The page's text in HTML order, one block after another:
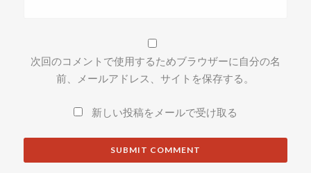
次回のコメントで使用するためブラウザーに自分の名
前、メールアドレス、サイトを保存する。
新しい投稿をメールで受け取る